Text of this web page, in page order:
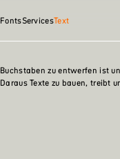
FontsServicesText
Buchstaben zu entwerfen ist
Daraus Texte zu bauen, treibt